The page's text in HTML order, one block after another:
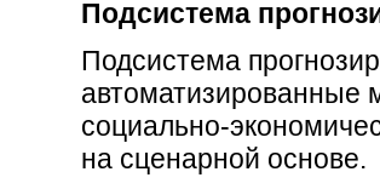
Подсистема
Подсистема
автоматизированные
социально-
на сценарной основе.